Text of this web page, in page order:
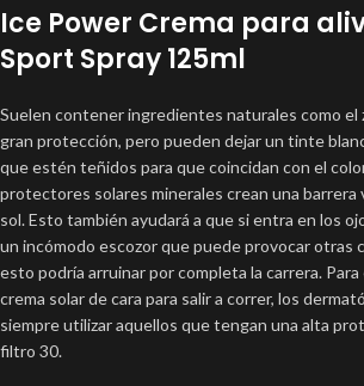
Ice Power Crema para
Sport Spray 125ml
Suelen contener ingredientes naturales como el
gran protección, pero pueden dejar un tinte
que estén teñidos para que coincidan con el
protectores solares minerales crean una barrera
sol. Esto también ayudará a que si entra en los
un incómodo escozor que puede provocar otras
esto podría arruinar por completa la carrera.
crema solar de cara para salir a correr, los
siempre utilizar aquellos que tengan una alta
filtro 30.